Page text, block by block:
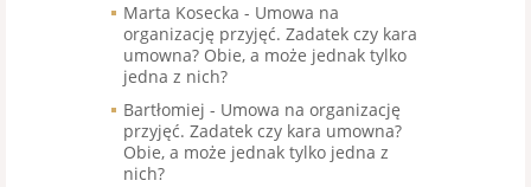
Marta Kosecka - Umowa na
organizację przyjęć. Zadatek czy kara
umowna? Obie, a może jednak tylko
jedna z nich?
Bartłomiej - Umowa na organizację
przyjęć. Zadatek czy kara umowna?
Obie, a może jednak tylko jedna z
nich?